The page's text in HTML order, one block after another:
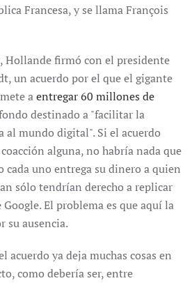
Francesa, y se llama François
Hollande firmó con el presidente
un acuerdo por el que el gigante
aentregar 60 millones de
destinado a "facilitar la
al mundo digital". Si el acuerdo
alguna, no habría nada que
uno entrega su dinero a quien
sólo tendrían derecho a replicar
El problema es que aquí la
su ausencia.
acuerdo ya deja muchas cosas en
como debería ser, entre